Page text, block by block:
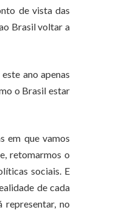
de vista das
Brasil voltar a
ano apenas
o Brasil estar
em que vamos
retomarmos o
sociais. E
de cada
representar, no